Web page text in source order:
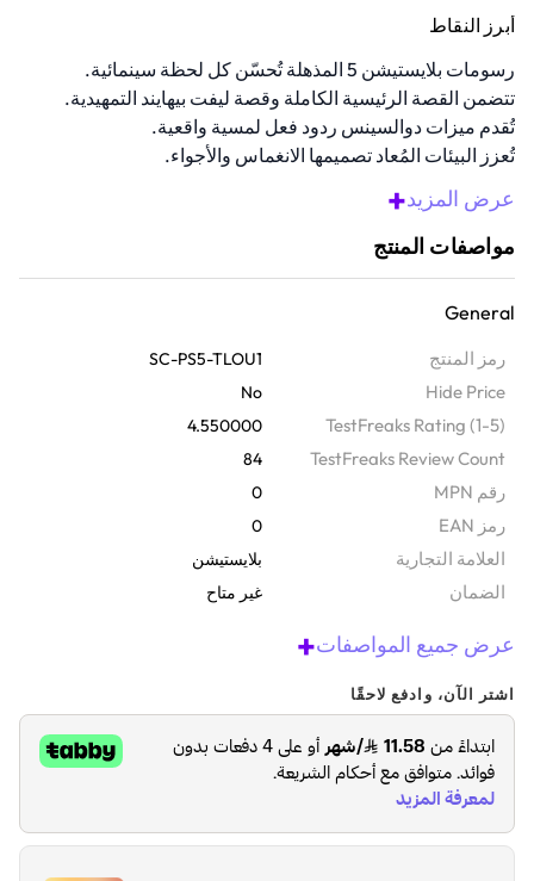
أبرز النقاط
رسومات بلايستيشن 5 المذهلة تُحسّن كل لحظة سينمائية.
تتضمن القصة الرئيسية الكاملة وقصة ليفت بيهايند التمهيدية.
تُقدم ميزات دوالسينس ردود فعل لمسية واقعية.
تُعزز البيئات المُعاد تصميمها الانغماس والأجواء.
مثالية للاعبين الجدد والمعجبين العائدين.
عرض المزيد+
مواصفات المنتج
General
رمز المنتج SC-PS5-TLOU1
Hide Price
No
TestFreaks Rating (1-5)
4.550000
TestFreaks Review Count
84
رقم MPN 0
رمز EAN 0
‫العلامة التجارية بلايستيشن
الضمان‬ غير متاح
عرض جميع المواصفات+
اشتر الآن، وادفع لاحقًا